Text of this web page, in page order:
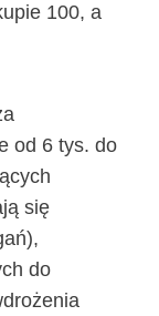
100, a
od 6 tys. do
się
do